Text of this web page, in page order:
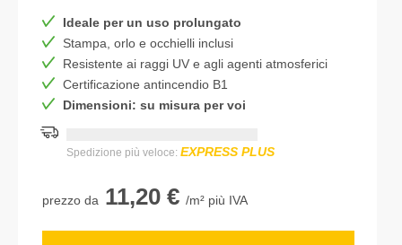
Ideale per un uso prolungato
Stampa, orlo e occhielli inclusi
Resistente ai raggi UV e agli agenti atmosferici
Certificazione antincendio B1
Dimensioni: su misura per voi
Spedizione più veloce: EXPRESS PLUS
prezzo da 11,20 € /m² più IVA